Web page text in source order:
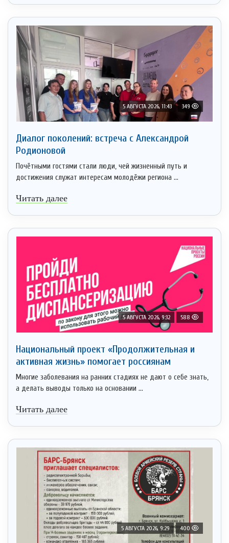
5 АВГУСТА 2026, 11:43 349
Диалог поколений: встреча с Александрой
Родионовой
Почётными гостями стали люди, чей жизненный путь и
достижения служат интересам молодёжи региона ...
Читать далее
5 АВГУСТА 2026, 9:32 588
Национальный проект «Продолжительная и
активная жизнь» помогает россиянам
Многие заболевания на ранних стадиях не дают о себе знать,
а делать выводы только на основании ...
Читать далее
5 АВГУСТА 2026, 9:29 400